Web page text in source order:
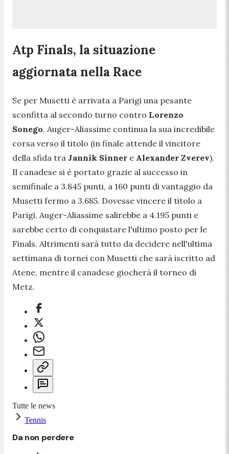
Atp Finals, la situazione
aggiornata nella Race
Se per Musetti è arrivata a Parigi una pesante
sconfitta al secondo turno contro Lorenzo
Sonego, Auger-Aliassime continua la sua incredibile
corsa verso il titolo (in finale attende il vincitore
della sfida tra Jannik Sinner e Alexander Zverev).
Il canadese si è portato grazie al successo in
semifinale a 3.845 punti, a 160 punti di vantaggio da
Musetti fermo a 3.685. Dovesse vincere il titolo a
Parigi, Auger-Aliassime salirebbe a 4.195 punti e
sarebbe certo di conquistare l'ultimo posto per le
Finals. Altrimenti sarà tutto da decidere nell'ultima
settimana di tornei con Musetti che sarà iscritto ad
Atene, mentre il canadese giocherà il torneo di
Metz.
Tutte le news
Tennis
Da non perdere